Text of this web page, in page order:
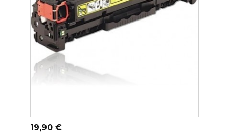
ADICIONAR AO CARRINHO
Preço
19,90 €